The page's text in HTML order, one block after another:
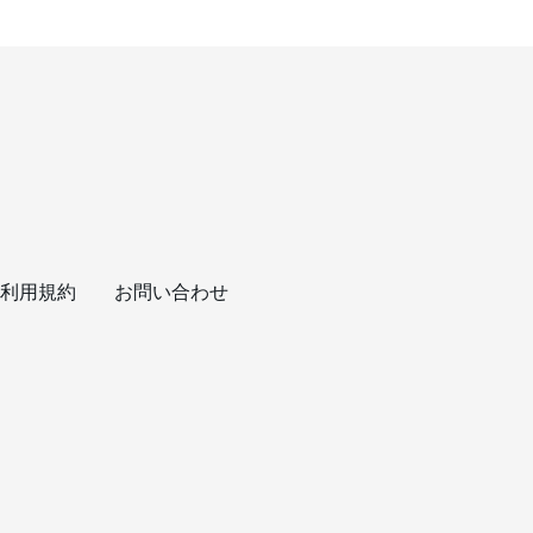
利用規約 お問い合わせ